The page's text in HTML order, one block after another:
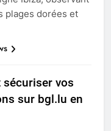
plages dorées et
sécuriser vos
sur bgl.lu en